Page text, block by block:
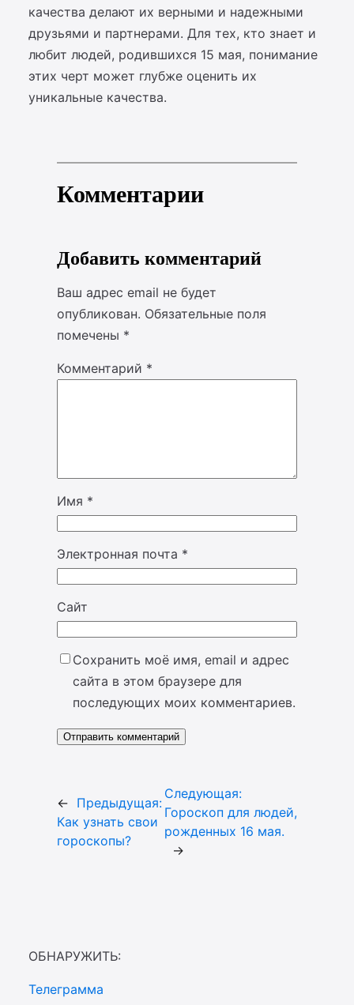
качества делают их верными и надежными
друзьями и партнерами. Для тех, кто знает и
любит людей, родившихся 15 мая, понимание
этих черт может глубже оценить их
уникальные качества.
Комментарии
Добавить комментарий
Ваш адрес email не будет
опубликован. Обязательные поля
помечены *
Комментарий *
Имя *
Электронная почта *
Сайт
Сохранить моё имя, email и адрес
сайта в этом браузере для
последующих моих комментариев.
← Предыдущая:
Как узнать свои
гороскопы?
Следующая:
Гороскоп для людей,
рожденных 16 мая.
→
ОБНАРУЖИТЬ:
Телеграмма